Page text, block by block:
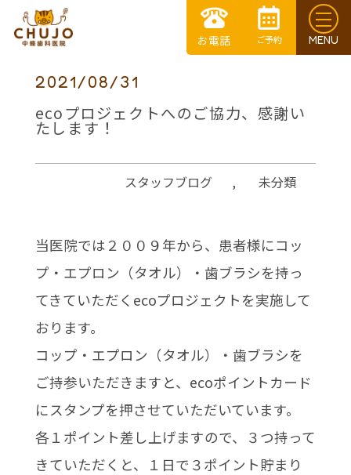
2021/08/31
ecoプロジェクトへのご協力、感謝い
たします！
スタッフブログ , 未分類
当医院では２００９年から、患者様にコッ
プ・エプロン（タオル）・歯ブラシを持っ
てきていただくecoプロジェクトを実施して
おります。
コップ・エプロン（タオル）・歯ブラシを
ご持参いただきますと、ecoポイントカード
にスタンプを押させていただいています。
各１ポイント差し上げますので、３つ持って
きていただくと、１日で３ポイント貯まり